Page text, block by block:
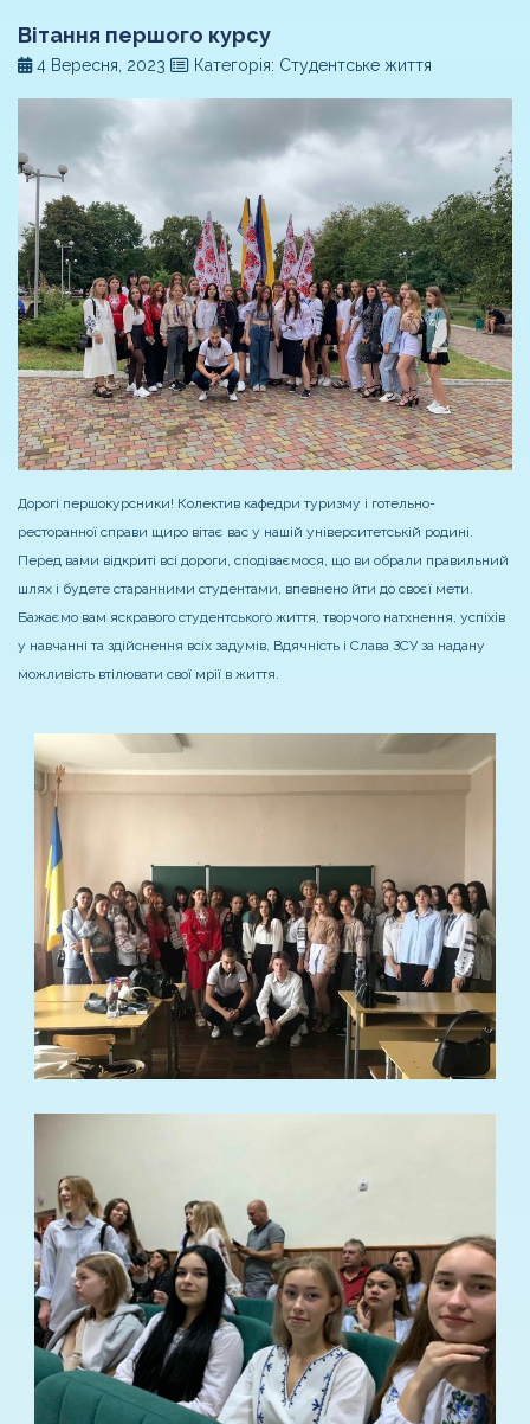
Вітання першого курсу
4 Вересня, 2023 Категорія: Студентське життя
Дорогі першокурсники! Колектив кафедри туризму і готельно-
ресторанної справи щиро вітає вас у нашій університетській родині.
Перед вами відкриті всі дороги, сподіваємося, що ви обрали правильний
шлях і будете старанними студентами, впевнено йти до своєї мети.
Бажаємо вам яскравого студентського життя, творчого натхнення, успіхів
у навчанні та здійснення всіх задумів. Вдячність і Слава ЗСУ за надану
можливість втілювати свої мрії в життя.